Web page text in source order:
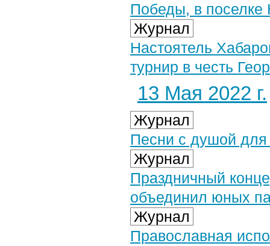
Победы, в поселке
Журнал
Настоятель
турнир в честь
13 Мая 2022 г.
Журнал
Песни с душой
Журнал
Праздничный
объединил юных
Журнал
Православная